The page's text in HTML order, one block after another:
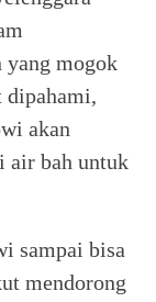
yang mogok
dipahami,
akan
air bah untuk
sampai bisa
mendorong